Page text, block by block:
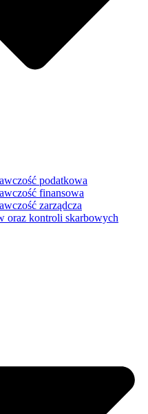
podatkowa
finansowa
zarządcza
oraz kontroli skarbowych